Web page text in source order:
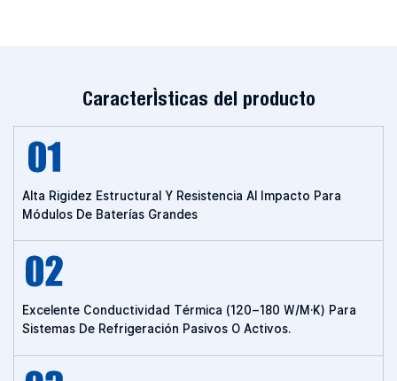
Características del producto
Alta Rigidez Estructural Y Resistencia Al Impacto Para
Módulos De Baterías Grandes
Excelente Conductividad Térmica (120–180 W/m·K) Para
Sistemas De Refrigeración Pasivos O Activos.